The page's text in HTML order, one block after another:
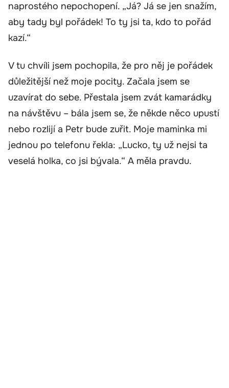
naprostého nepochopení. „Já? Já se jen snažím,
aby tady byl pořádek! To ty jsi ta, kdo to pořád
kazí.“
V tu chvíli jsem pochopila, že pro něj je pořádek
důležitější než moje pocity. Začala jsem se
uzavírat do sebe. Přestala jsem zvát kamarádky
na návštěvu – bála jsem se, že někde něco upustí
nebo rozlijí a Petr bude zuřit. Moje maminka mi
jednou po telefonu řekla: „Lucko, ty už nejsi ta
veselá holka, co jsi bývala.“ A měla pravdu.